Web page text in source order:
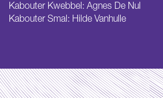
Kabouter Kwebbel: Agnes De Nul
Kabouter Smal: Hilde Vanhulle